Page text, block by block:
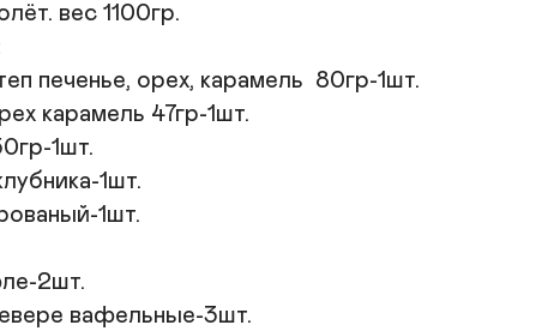
вес 1100гр.
печенье, орех, карамель  80гр-1шт.
карамель 47гр-1шт.
1шт.
1шт.
1шт.
2шт.
вафельные-3шт.